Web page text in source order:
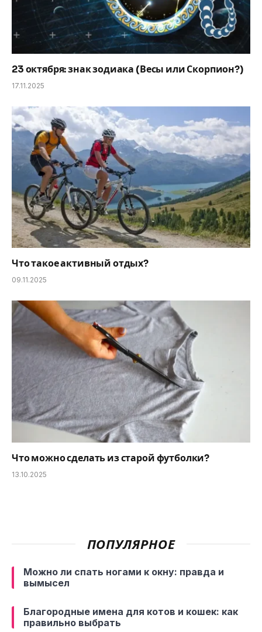
23 октября: знак зодиака (Весы или Скорпион?)
17.11.2025
Что такое активный отдых?
09.11.2025
Что можно сделать из старой футболки?
13.10.2025
ПОПУЛЯРНОЕ
Можно ли спать ногами к окну: правда и
вымысел
Благородные имена для котов и кошек: как
правильно выбрать